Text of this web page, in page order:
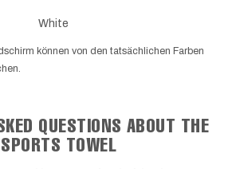
White
können von den tatsächlichen Farben
QUESTIONS ABOUT THE
TOWEL